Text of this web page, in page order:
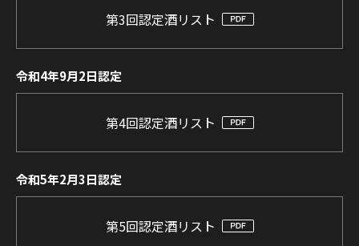
第3回認定酒リスト
令和4年9月2日認定
第4回認定酒リスト
令和5年2月3日認定
第5回認定酒リスト